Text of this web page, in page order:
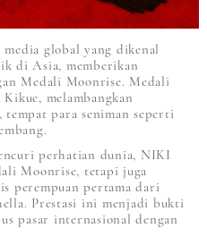
global yang dikenal
di Asia, memberikan
Medali Moonrise. Medali
melambangkan
para seniman seperti
perhatian dunia, NIKI
Moonrise, tetapi juga
perempuan pertama dari
Prestasi ini menjadi bukti
pasar internasional dengan